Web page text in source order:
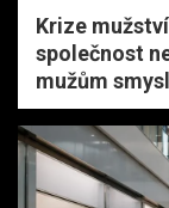
Krize
společnost
mužům